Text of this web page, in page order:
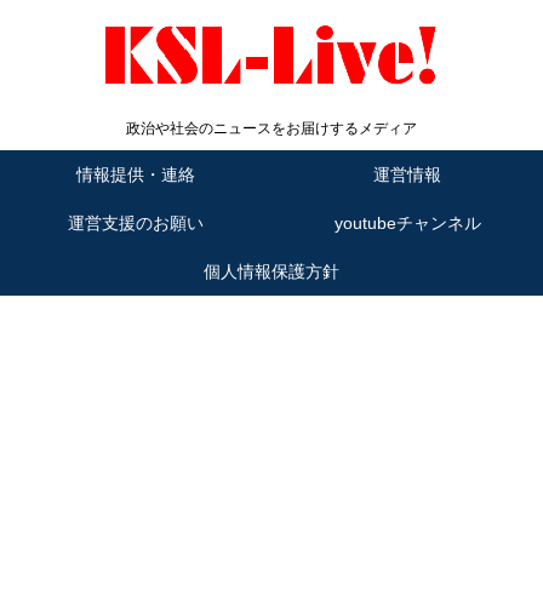
政治や社会のニュースをお届けするメディア
情報提供・連絡 運営情報
運営支援のお願い youtubeチャンネル
個人情報保護方針